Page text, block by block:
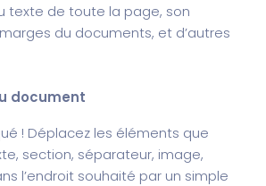
texte de toute la page, son
du documents, et d’autres
document
! Déplacez les éléments que
section, séparateur, image,
l’endroit souhaité par un simple